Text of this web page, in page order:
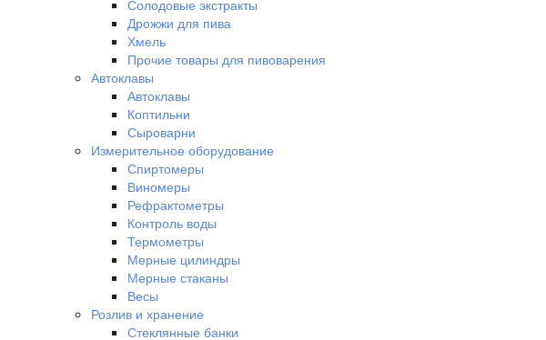
Солодовые экстракты
Дрожжи для пива
Хмель
Прочие товары для пивоварения
Автоклавы
Автоклавы
Коптильни
Сыроварни
Измерительное оборудование
Спиртомеры
Виномеры
Рефрактометры
Контроль воды
Термометры
Мерные цилиндры
Мерные стаканы
Весы
Розлив и хранение
Стеклянные банки